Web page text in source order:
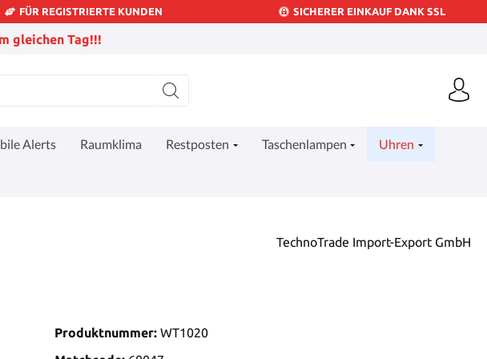
FÜR REGISTRIERTE KUNDEN SICHERER EINKAUF DANK SSL
gleichen Tag!!!
Alerts Raumklima Restposten Taschenlampen Uhren
TechnoTrade Import-Export GmbH
Produktnummer: WT1020